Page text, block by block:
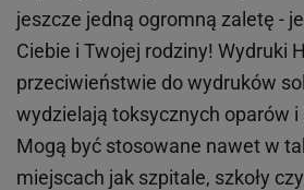
jeszcze jedną ogromną zaletę -
Ciebie i Twojej rodziny! Wydruki
przeciwieństwie do wydruków
wydzielają toksycznych oparów i
Mogą być stosowane nawet w
miejscach jak szpitale, szkoły